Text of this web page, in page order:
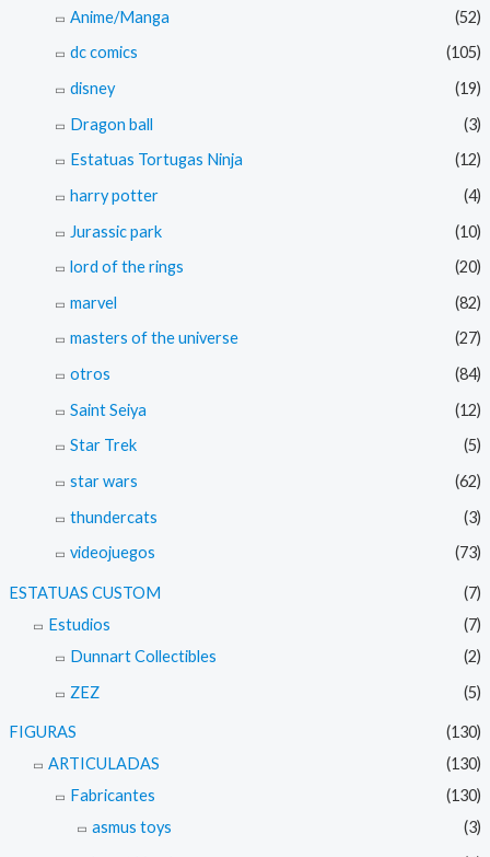
Anime/Manga
(52)
dc comics
(105)
disney
(19)
Dragon ball
(3)
Estatuas Tortugas Ninja
(12)
harry potter
(4)
Jurassic park
(10)
lord of the rings
(20)
marvel
(82)
masters of the universe
(27)
otros
(84)
Saint Seiya
(12)
Star Trek
(5)
star wars
(62)
thundercats
(3)
videojuegos
(73)
ESTATUAS CUSTOM
(7)
Estudios
(7)
Dunnart Collectibles
(2)
ZEZ
(5)
FIGURAS
(130)
ARTICULADAS
(130)
Fabricantes
(130)
asmus toys
(3)